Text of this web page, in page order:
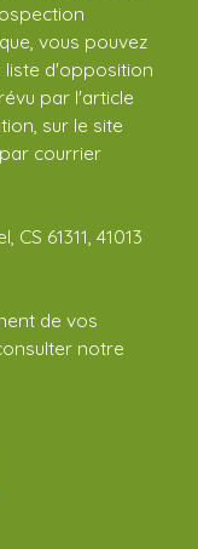
vous pouvez
liste d'opposition
par l'article
sur le site
courrier
61311, 41013
de vos
notre